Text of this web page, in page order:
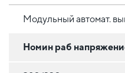
Модульный автомат.
Номин раб